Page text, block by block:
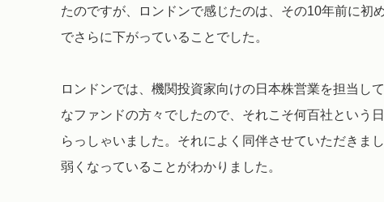
たのですが、ロンドンで感じたのは、その10年前に初
でさらに下がっていることでした。
ロンドンでは、機関投資家向けの日本株営業を担当し
なファンドの方々でしたので、それこそ何百社という
らっしゃいました。それによく同伴させていただきま
弱くなっていることがわかりました。